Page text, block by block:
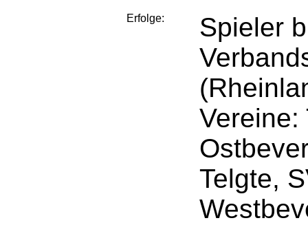
Erfolge:
Spieler
Vereine:
Telgte,